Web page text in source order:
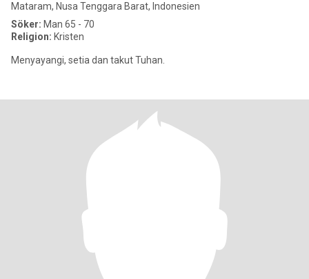
Mataram, Nusa Tenggara Barat, Indonesien
Söker: Man 65 - 70
Religion: Kristen
Menyayangi, setia dan takut Tuhan.